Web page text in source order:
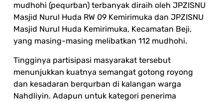
mudhohi (pequrban) terbanyak diraih oleh JPZISNU
Masjid Nurul Huda RW 09 Kemirimuka dan JPZISNU
Masjid Nurul Huda Kemirimuka, Kecamatan Beji,
yang masing-masing melibatkan 112 mudhohi.
Tingginya partisipasi masyarakat tersebut
menunjukkan kuatnya semangat gotong royong
dan kesadaran berqurban di kalangan warga
Nahdliyin. Adapun untuk kategori penerima